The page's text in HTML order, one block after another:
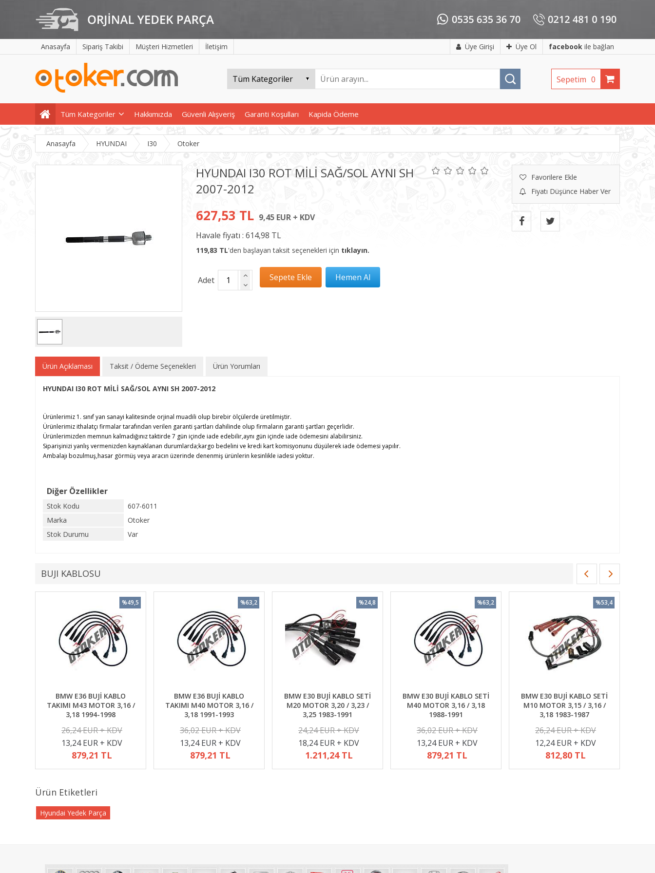
Anasayfa Sipariş Takibi Müşteri Hizmetleri İletişim Üye Girişi Üye Ol facebook ile bağlan
Sepetim 0
Tüm Kategoriler Hakkımızda Güvenli Alışveriş Garanti Koşulları Kapida Ödeme
Anasayfa HYUNDAI I30 Otoker
HYUNDAI I30 ROT MİLİ SAĞ/SOL AYNI SH
2007-2012
Favorilere Ekle
Fiyatı Düşünce Haber Ver
627,53 TL 9,45 EUR + KDV
Havale fiyatı : 614,98 TL
119,83 TL'den başlayan taksit seçenekleri için tıklayın.
Adet
Ürün Açıklaması Taksit / Ödeme Seçenekleri Ürün Yorumları
HYUNDAI I30 ROT MİLİ SAĞ/SOL AYNI SH 2007-2012
Ürünlerimiz 1. sınıf yan sanayi kalitesinde orjinal muadili olup birebir ölçülerde üretilmiştir.
Ürünlerimiz ithalatçı firmalar tarafından verilen garanti şartları dahilinde olup firmaların garanti şartları geçerlidir.
Ürünlerimizden memnun kalmadığınız taktirde 7 gün içinde iade edebilir,aynı gün içinde iade ödemesini alabilirsiniz.
Siparişinizi yanlış vermenizden kaynaklanan durumlarda;kargo bedelini ve kredi kart komisyonunu düşülerek iade ödemesi yapılır.
Ambalajı bozulmuş,hasar görmüş veya aracın üzerinde denenmiş ürünlerin kesinlikle iadesi yoktur.
Diğer Özellikler
Stok Kodu
607-6011
Marka
Otoker
Stok Durumu
Var
BUJI KABLOSU
BMW E36 BUJİ KABLO
TAKIMI M43 MOTOR 3,16 /
3,18 1994-1998
26,24 EUR + KDV
13,24 EUR + KDV
879,21 TL
%49,5
BMW E36 BUJİ KABLO
TAKIMI M40 MOTOR 3,16 /
3,18 1991-1993
36,02 EUR + KDV
13,24 EUR + KDV
879,21 TL
%63,2
BMW E30 BUJİ KABLO SETİ
M20 MOTOR 3,20 / 3,23 /
3,25 1983-1991
24,24 EUR + KDV
18,24 EUR + KDV
1.211,24 TL
%24,8
BMW E30 BUJİ KABLO SETİ
M40 MOTOR 3,16 / 3,18
1988-1991
36,02 EUR + KDV
13,24 EUR + KDV
879,21 TL
%63,2
BMW E30 BUJİ KABLO SETİ
M10 MOTOR 3,15 / 3,16 /
3,18 1983-1987
26,24 EUR + KDV
12,24 EUR + KDV
812,80 TL
%53,4
Ürün Etiketleri
Hyundai Yedek Parça